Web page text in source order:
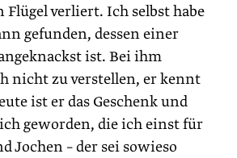
Flügel verliert. Ich selbst habe
gefunden, dessen einer
ist. Bei ihm
nicht zu verstellen, er kennt
ist er das Geschenk und
geworden, die ich einst für
Jochen – der sei sowieso